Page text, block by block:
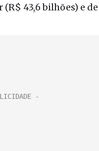
43,6 bilhões) e